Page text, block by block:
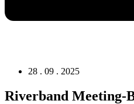
28 . 09 . 2025
Riverband Meeting-